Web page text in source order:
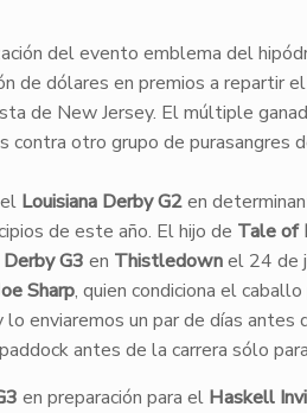
del evento emblema del
de dólares en premios a repartir
de New Jersey. El múltiple
contra otro grupo de purasangres
Louisiana Derby G2en
de este año. El hijo de Tale of
G3 en Thistledownel 24 de
Sharp, quien condiciona el caballo
enviaremos un par de días antes
antes de la carrera sólo
en preparación para el Haskell